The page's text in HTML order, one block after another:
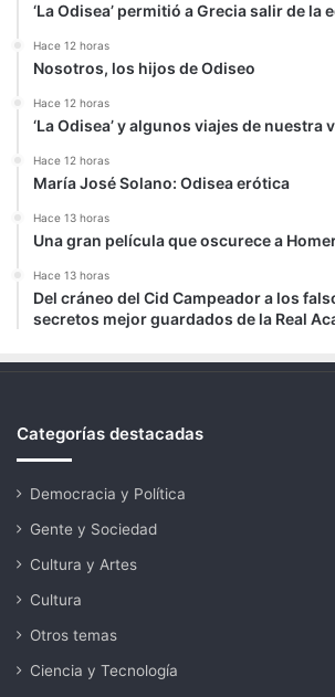
‘La Odisea’ permitió a Grecia salir de la
Hace 12 horas
Nosotros, los hijos de Odiseo
Hace 12 horas
‘La Odisea’ y algunos viajes de nuestra
Hace 12 horas
María José Solano: Odisea erótica
Hace 13 horas
Una gran película que oscurece a
Hace 13 horas
Del cráneo del Cid Campeador a los
secretos mejor guardados de la Real
Categorías destacadas
Democracia y Política
Gente y Sociedad
Cultura y Artes
Cultura
Otros temas
Ciencia y Tecnología